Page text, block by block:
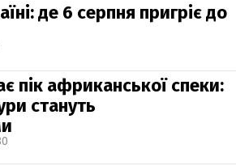
де 6 серпня пригріє до
пік африканської спеки:
стануть